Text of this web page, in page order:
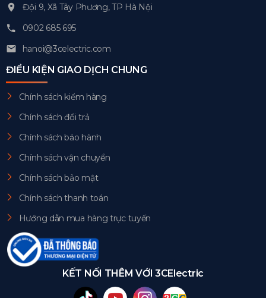
Đội 9, Xã Tây Phương, TP Hà Nội
0902 685 695
hanoi@3celectric.com
ĐIỀU KIỆN GIAO DỊCH CHUNG
Chính sách kiểm hàng
Chính sách đổi trả
Chính sách bảo hành
Chính sách vận chuyển
Chính sách bảo mật
Chính sách thanh toán
Hướng dẫn mua hàng trực tuyến
KẾT NỐI THÊM VỚI 3CElectric